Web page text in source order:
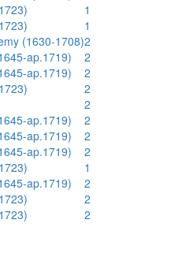
1
1
(1630-1708)2
ap.1719)
2
ap.1719)
2
2
2
ap.1719)
2
ap.1719)
2
ap.1719)
2
1
ap.1719)
2
2
2